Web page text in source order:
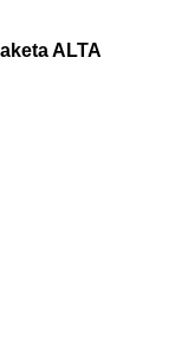
vide!"